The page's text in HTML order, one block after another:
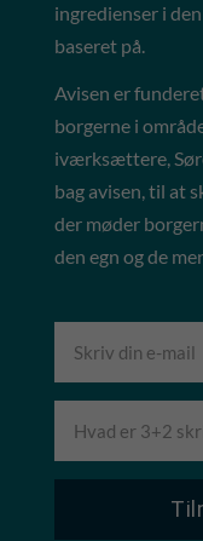
ingredienser i
baseret på.
Avisen er
borgerne i
iværksættere,
bag avisen, til at
der møder
den egn og de